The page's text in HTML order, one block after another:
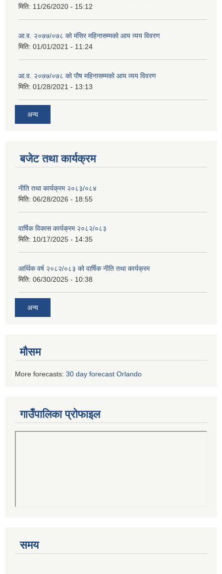
मिति: 11/26/2020 - 15:12
आ.व. २०७७/०७८ को मंसिर महिनासम्मको आय व्यय विवरण
मिति: 01/01/2021 - 11:24
आ.व. २०७७/०७८ को पौष महिनासम्मको आय व्यय विवरण
मिति: 01/28/2021 - 13:13
अन्य
बजेट तथा कार्यक्रम
नीति तथा कार्यक्रम २०८३/०८४
मिति: 06/28/2026 - 18:55
वार्षिक विकास कार्यक्रम २०८२/०८३
मिति: 10/17/2025 - 14:35
आर्थिक वर्ष २०८२/०८३ को वार्षिक नीति तथा कार्यक्रम
मिति: 06/30/2025 - 10:38
अन्य
मौसम
More forecasts: 30 day forecast Orlando
गाउँपालिका प्रोफाइल
समय